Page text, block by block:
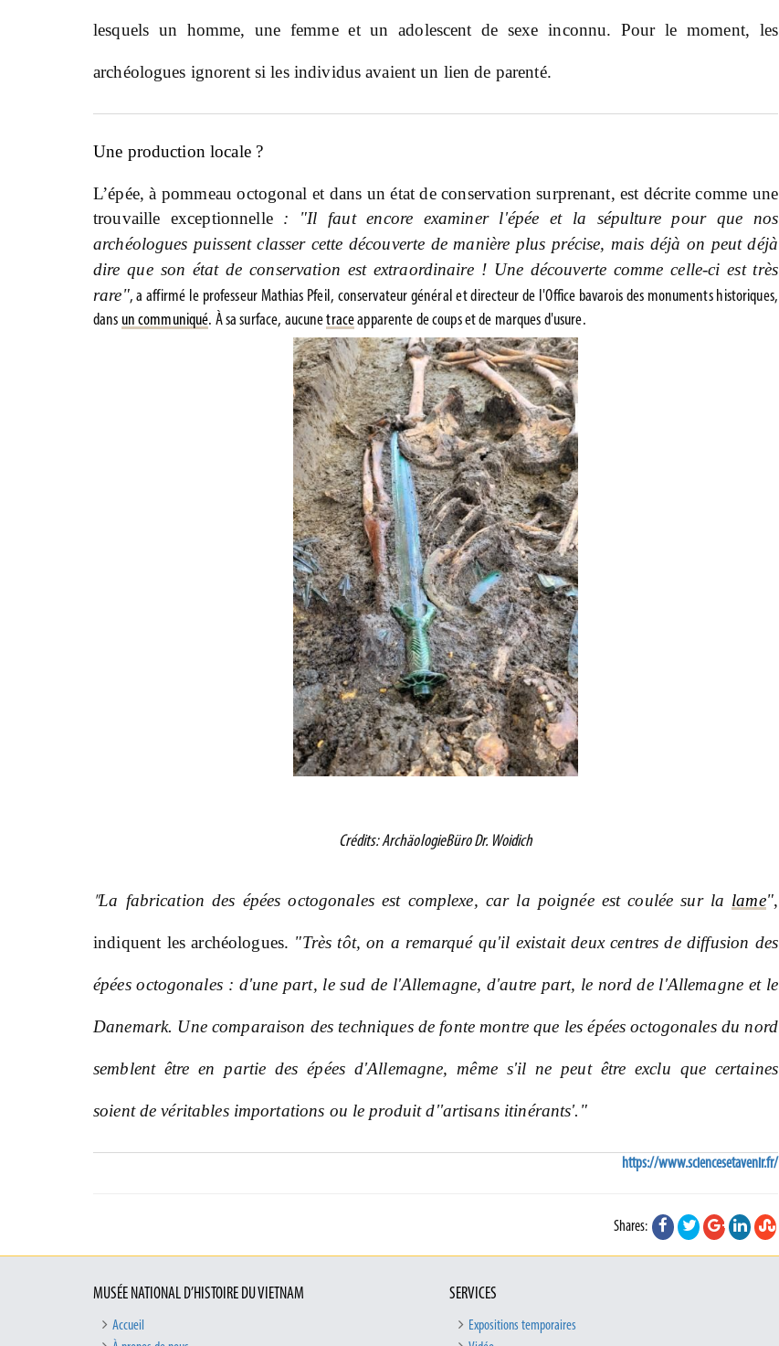
lesquels un homme, une femme et un adolescent de sexe inconnu. Pour le moment, les
archéologues ignorent si les individus avaient un lien de parenté.
Une production locale ?
L’épée, à pommeau octogonal et dans un état de conservation surprenant, est décrite comme une
trouvaille exceptionnelle : "Il faut encore examiner l'épée et la sépulture pour que nos
archéologues puissent classer cette découverte de manière plus précise, mais déjà on peut déjà
dire que son état de conservation est extraordinaire ! Une découverte comme celle-ci est très
rare",a affirmé le professeur Mathias Pfeil, conservateur général et directeur de l'Office bavarois des monuments historiques,
dans un communiqué. À sa surface, aucunetraceapparente de coups et de marques d'usure.
Crédits: ArchäologieBüro Dr. Woidich
"La fabrication des épées octogonales est complexe, car la poignée est coulée sur la lame",
indiquent les archéologues. "Très tôt, on a remarqué qu'il existait deux centres de diffusion des
épées octogonales : d'une part, le sud de l'Allemagne, d'autre part, le nord de l'Allemagne et le
Danemark. Une comparaison des techniques de fonte montre que les épées octogonales du nord
semblent être en partie des épées d'Allemagne, même s'il ne peut être exclu que certaines
soient de véritables importations ou le produit d''artisans itinérants'."
https://www.sciencesetavenir.fr/
Shares:
MUSÉE NATIONAL D’HISTOIRE DU VIETNAM
Accueil
SERVICES
Expositions temporaires